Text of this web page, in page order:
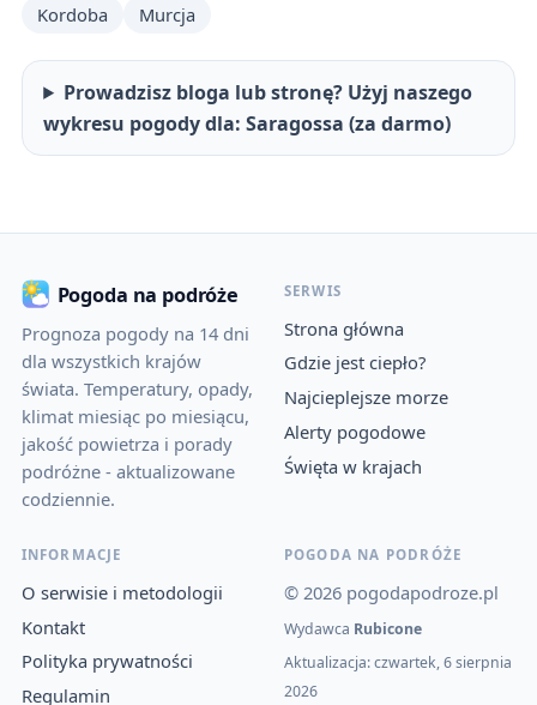
Kordoba
Murcja
Prowadzisz bloga lub stronę? Użyj naszego
wykresu pogody dla: Saragossa (za darmo)
Pogoda na podróże
Prognoza pogody na 14 dni
dla wszystkich krajów
świata. Temperatury, opady,
klimat miesiąc po miesiącu,
jakość powietrza i porady
podróżne - aktualizowane
codziennie.
SERWIS
Strona główna
Gdzie jest ciepło?
Najcieplejsze morze
Alerty pogodowe
Święta w krajach
INFORMACJE
O serwisie i metodologii
Kontakt
Polityka prywatności
Regulamin
POGODA NA PODRÓŻE
© 2026 pogodapodroze.pl
Wydawca Rubicone
Aktualizacja: czwartek, 6 sierpnia
2026